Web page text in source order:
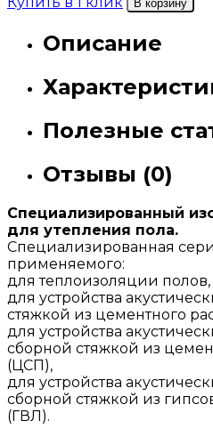
В корзину
Описание
Полезные
Отзывы (0)
Специализированный
для утепления пола.
Специализированная
применяемого:
для теплоизоляции полов,
для устройства
стяжкой из цементного
для устройства
сборной стяжкой из
(ЦСП),
для устройства
сборной стяжкой из
(ГВЛ).